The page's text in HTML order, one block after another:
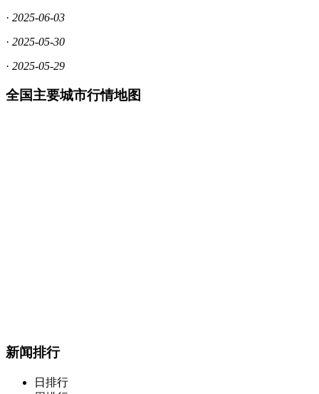
· 2025-06-03
· 2025-05-30
· 2025-05-29
全国主要城市行情地图
新闻排行
日排行